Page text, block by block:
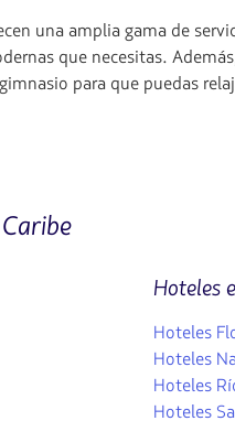
una amplia gama de
que necesitas.
para que puedas
Hoteles
Hoteles
Hoteles
Hoteles
Hoteles